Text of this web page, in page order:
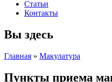
Статьи
Контакты
Вы здесь
Главная » Макулатура
Пункты приема